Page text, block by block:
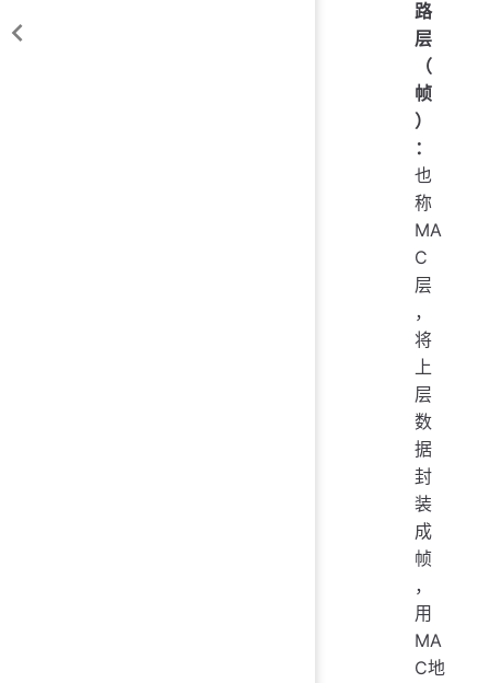
路
层
（
帧
）
：
也
称
MA
C
层
，
将
上
层
数
据
封
装
成
帧
，
用
MA
C地